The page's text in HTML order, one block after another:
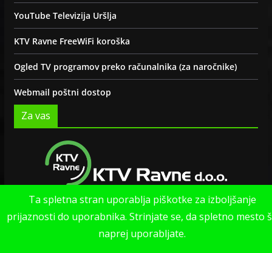
YouTube Televizija Uršlja
KTV Ravne FreeWiFi koroška
Ogled TV programov preko računalnika (za naročnike)
Webmail poštni dostop
Za vas
Politika zasebnosti strani
Ta spletna stran uporablja piškotke za izboljšanje
prijaznosti do uporabnika. Strinjate se, da spletno mesto
naprej uporabljate.